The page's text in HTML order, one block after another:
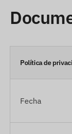
Política de
Fecha